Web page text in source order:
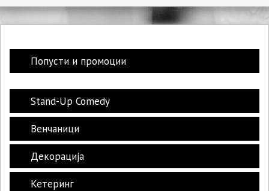
Попусти и промоции
Stand-Up Comedy
Венчаници
Декорација
Кетеринг